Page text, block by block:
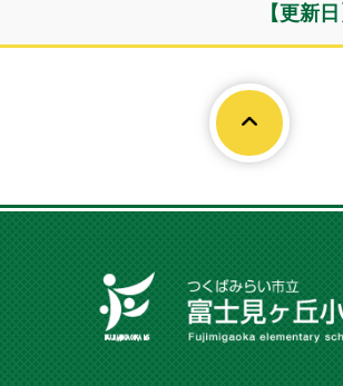
【更新日